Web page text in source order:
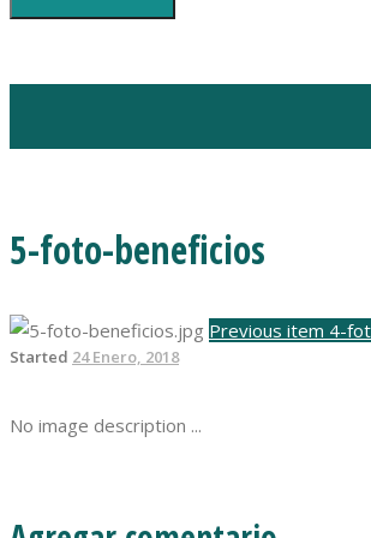
5-foto-beneficios
Previous item 4-
Started 24 Enero, 2018
No image description ...